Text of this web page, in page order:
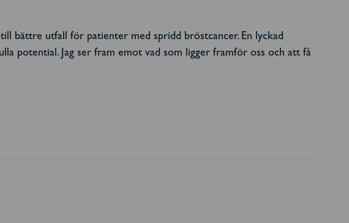
bättre utfall för patienter med spridd bröstcancer. En lyckad
potential. Jag ser fram emot vad som ligger framför oss och att få